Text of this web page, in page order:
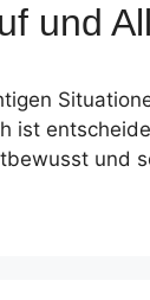
und
ist
und